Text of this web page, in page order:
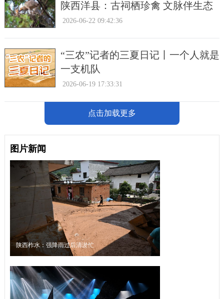
陕西洋县：古祠栖珍禽 文脉伴生态
2026-06-22 09:42:36
“三农”记者的三夏日记丨一个人就是
一支机队
2026-06-19 17:33:31
点击加载更多